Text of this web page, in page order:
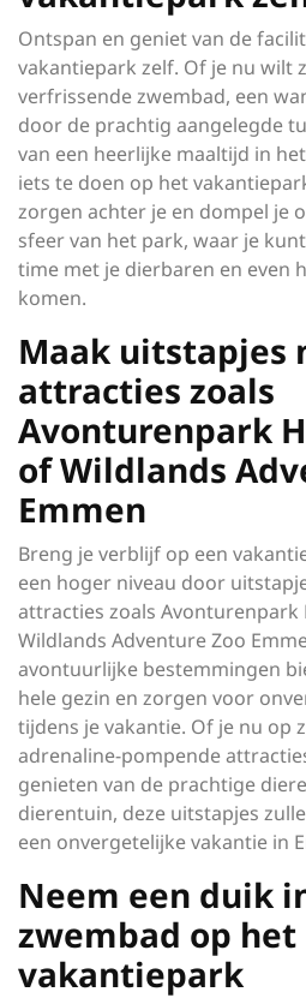
Ontspan en geniet van de
vakantiepark zelf. Of je nu wilt
verfrissende zwembad, een
door de prachtig aangelegde
van een heerlijke maaltijd in
iets te doen op het
zorgen achter je en dompel je
sfeer van het park, waar je
time met je dierbaren en even
komen.
Maak uitstapjes
attracties zoals
Avonturenpark
of Wildlands
Emmen
Breng je verblijf op een
een hoger niveau door
attracties zoals
Wildlands Adventure Zoo
avontuurlijke bestemmingen
hele gezin en zorgen voor
tijdens je vakantie. Of je nu op
adrenaline-pompende
genieten van de prachtige
dierentuin, deze uitstapjes
een onvergetelijke vakantie in
Neem een duik
zwembad op het
vakantiepark